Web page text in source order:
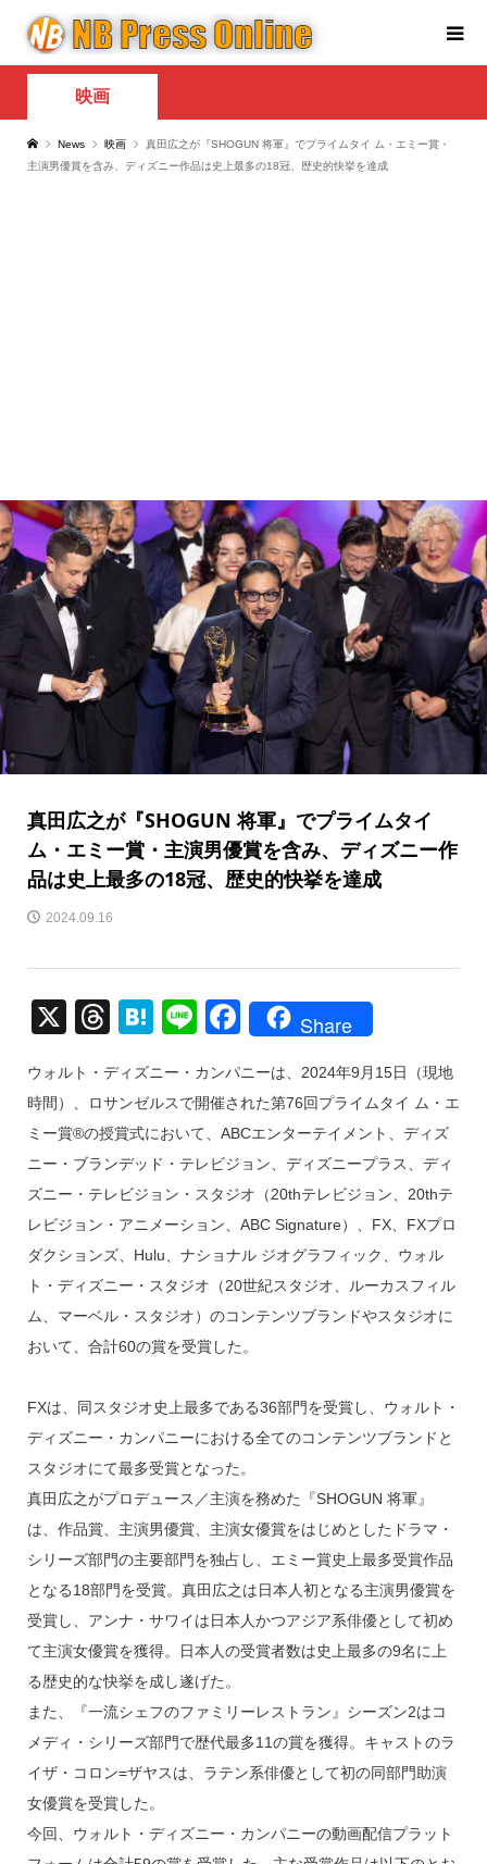
映画
News 映画
真田広之が『SHOGUN 将軍』でプライムタイ ム・エミー賞・
主演男優賞を含み、ディズニー作品は史上最多の18冠、歴史的快挙を達成
真田広之が『SHOGUN 将軍』でプライムタイ
ム・エミー賞・主演男優賞を含み、ディズニー作
品は史上最多の18冠、歴史的快挙を達成
2024.09.16
X
T
e
a
d
s
H
e
n
a
Li
e
F
c
e
b
o
o
k
Share
ウォルト・ディズニー・カンパニーは、2024年9月15日（現地
時間）、ロサンゼルスで開催された第76回プライムタイ ム・エ
ミー賞®の授賞式において、ABCエンターテイメント、ディズ
ニー・ブランデッド・テレビジョン、ディズニープラス、ディ
ズニー・テレビジョン・スタジオ（20thテレビジョン、20thテ
レビジョン・アニメーション、ABC Signature）、FX、FXプロ
ダクションズ、Hulu、ナショナル ジオグラフィック、ウォル
ト・ディズニー・スタジオ（20世紀スタジオ、ルーカスフィル
ム、マーベル・スタジオ）のコンテンツブランドやスタジオに
おいて、合計60の賞を受賞した。
FXは、同スタジオ史上最多である36部門を受賞し、ウォルト・
ディズニー・カンパニーにおける全てのコンテンツブランドと
スタジオにて最多受賞となった。
真田広之がプロデュース／主演を務めた『SHOGUN 将軍』
は、作品賞、主演男優賞、主演女優賞をはじめとしたドラマ・
シリーズ部門の主要部門を独占し、エミー賞史上最多受賞作品
となる18部門を受賞。真田広之は日本人初となる主演男優賞を
受賞し、アンナ・サワイは日本人かつアジア系俳優として初め
て主演女優賞を獲得。日本人の受賞者数は史上最多の9名に上
る歴史的な快挙を成し遂げた。
また、『一流シェフのファミリーレストラン』シーズン2はコ
メディ・シリーズ部門で歴代最多11の賞を獲得。キャストのラ
イザ・コロン=ザヤスは、ラテン系俳優として初の同部門助演
女優賞を受賞した。
今回、ウォルト・ディズニー・カンパニーの動画配信プラット